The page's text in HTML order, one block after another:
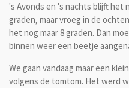
's Avonds en 's nachts blijft het
graden, maar vroeg in de
het nog maar 8 graden. Dan
binnen weer een beetje
We gaan vandaag maar een
volgens de tomtom. Het werd